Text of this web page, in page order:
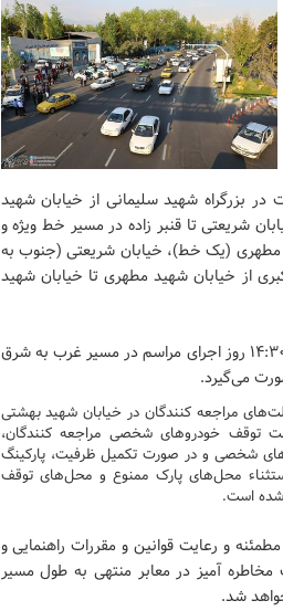
و ۸ و در صورت تکمیل ظرفیت در بزرگراه شهید سلیمانی از خیابان شهید
شریعتی تا قنبر زاده در مسیر خط ویژه و
مطهری (یک خط)، خیابان شریعتی (جنوب به
از خیابان شهید مطهری تا خیابان شهید
به گفته وی، همچنین اعمال ممنوعیت تردد اتوبوس‌های شرکت واحد از ساعت ۱۴:۳۰ روز اجرای مراسم در مسیر غرب به شرق
می‌گیرد.
مراجعه کنندگان در خیابان شهید بهشتی
خودروهای شخصی مراجعه کنندگان،
خودروهای شخصی و در صورت تکمیل ظرفیت، پارکینگ
محل‌های پارک ممنوع و محل‌های توقف
شده است.
و رعایت قوانین و مقررات راهنمایی و
مخاطره آمیز در معابر منتهی به طول مسیر
شد.